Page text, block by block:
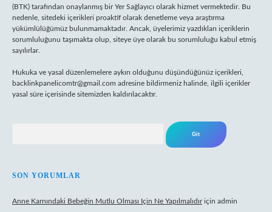
(BTK) tarafından onaylanmış bir Yer Sağlayıcı olarak hizmet vermektedir. Bu
nedenle, sitedeki içerikleri proaktif olarak denetleme veya araştırma
yükümlülüğümüz bulunmamaktadır. Ancak, üyelerimiz yazdıkları içeriklerin
sorumluluğunu taşımakta olup, siteye üye olarak bu sorumluluğu kabul etmiş
sayılırlar.
Hukuka ve yasal düzenlemelere aykırı olduğunu düşündüğünüz içerikleri,
backlinkpanelicomtr@gmail.com adresine bildirmeniz halinde, ilgili içerikler
yasal süre içerisinde sitemizden kaldırılacaktır.
SON YORUMLAR
Anne Karnındaki Bebeğin Mutlu Olması Için Ne Yapılmalıdıriçin admin